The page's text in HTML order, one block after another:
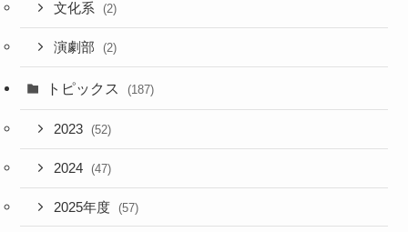
文化系 (2)
演劇部 (2)
トピックス (187)
2023 (52)
2024 (47)
2025年度 (57)